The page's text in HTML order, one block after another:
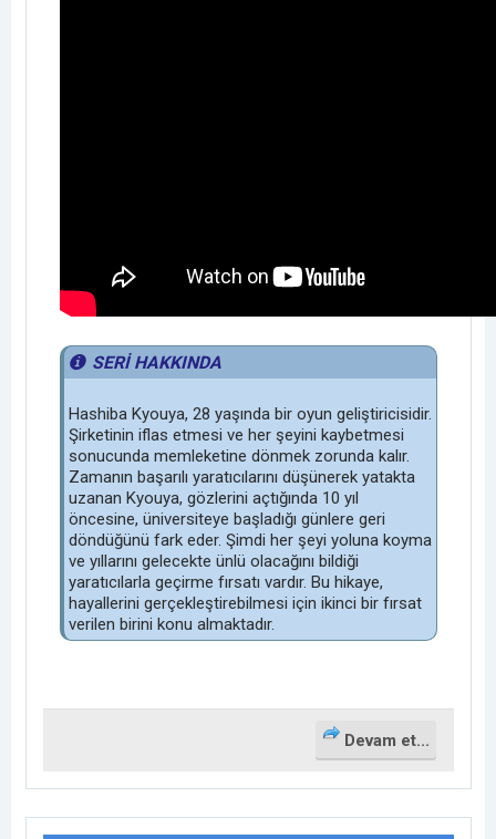
SERİ HAKKINDA
Hashiba Kyouya, 28 yaşında bir oyun geliştiricisidir.
Şirketinin iflas etmesi ve her şeyini kaybetmesi
sonucunda memleketine dönmek zorunda kalır.
Zamanın başarılı yaratıcılarını düşünerek yatakta
uzanan Kyouya, gözlerini açtığında 10 yıl
öncesine, üniversiteye başladığı günlere geri
döndüğünü fark eder. Şimdi her şeyi yoluna koyma
ve yıllarını gelecekte ünlü olacağını bildiği
yaratıcılarla geçirme fırsatı vardır. Bu hikaye,
hayallerini gerçekleştirebilmesi için ikinci bir fırsat
verilen birini konu almaktadır.
Devam et...